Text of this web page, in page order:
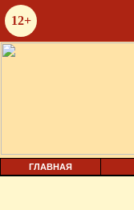
12+
ГЛАВНАЯ